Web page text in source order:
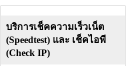
บริการเช็คความเร็วเน็ต
(Speedtest) และ เช็คไอพี
(Check IP)